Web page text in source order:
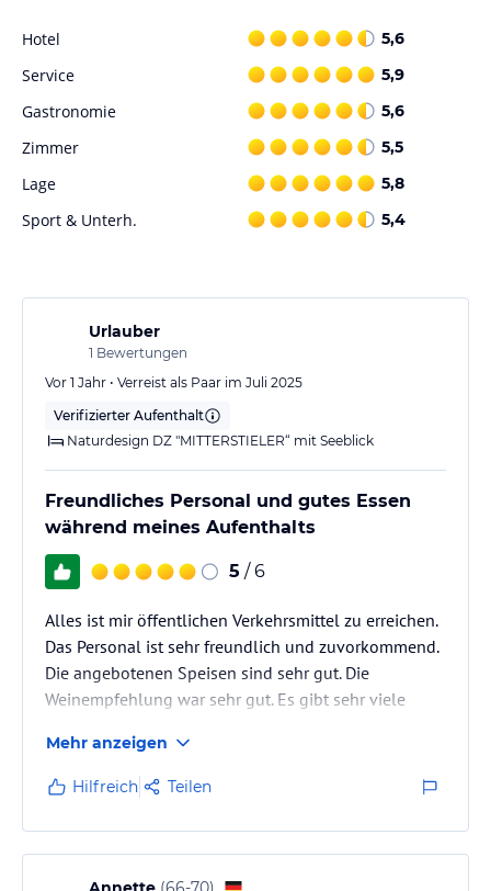
Hotel 5,6
Service 5,9
Gastronomie 5,6
Zimmer 5,5
Lage 5,8
Sport & Unterh. 5,4
Urlauber
1 Bewertungen
Vor 1 Jahr • Verreist als Paar im Juli 2025
Verifizierter Aufenthalt
Naturdesign DZ "MITTERSTIELER“ mit Seeblick
Freundliches Personal und gutes Essen
während meines Aufenthalts
5 / 6
Alles ist mir öffentlichen Verkehrsmittel zu erreichen.
Das Personal ist sehr freundlich und zuvorkommend.
Die angebotenen Speisen sind sehr gut. Die
Weinempfehlung war sehr gut. Es gibt sehr viele
in unmittelbarer Nähe.
Mehr anzeigen
Hilfreich Teilen